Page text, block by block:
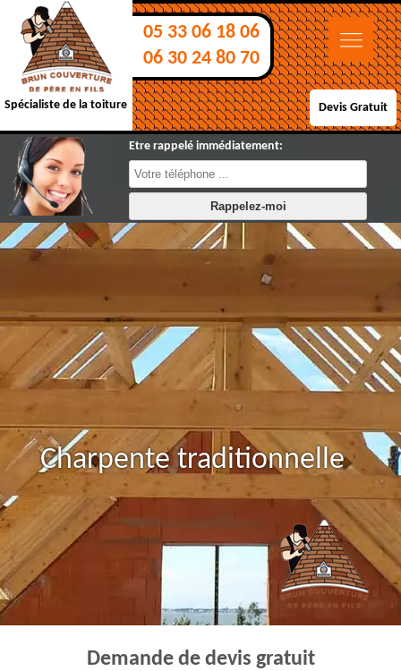
Spécialiste de la toiture
05 33 06 18 06
06 30 24 80 70
Devis Gratuit
Etre rappelé immédiatement:
Charpente traditionnelle
Demande de devis gratuit